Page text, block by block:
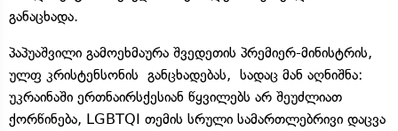
განაცხადა.
პაპუაშვილი გამოეხმაურა შვედეთის პრემიერ-მინისტრის,
ულფ კრისტენსონის განცხადებას, სადაც მან აღნიშნა:
უკრაინაში ერთნაირსქესიან წყვილებს არ შეუძლიათ
ქორწინება, LGBTQI თემის სრული სამართლებრივი დაცვა